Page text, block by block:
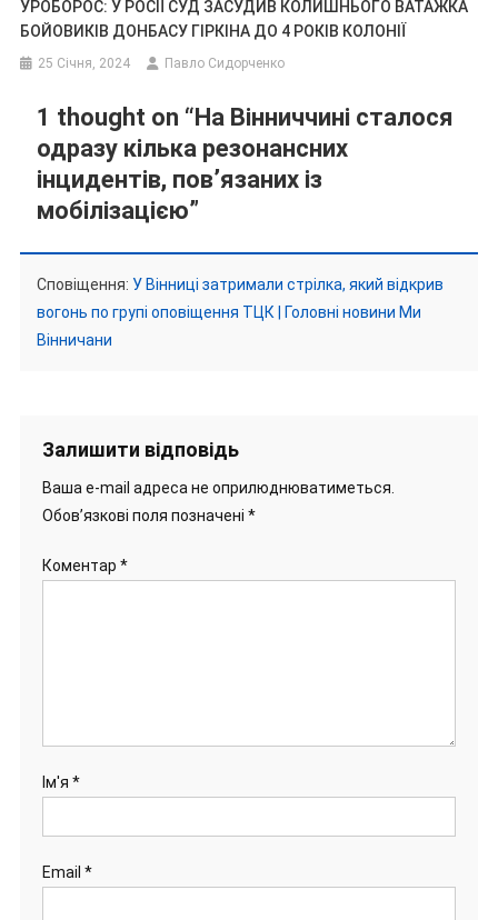
УРОБОРОС: У РОСІЇ СУД ЗАСУДИВ КОЛИШНЬОГО ВАТАЖКА
БОЙОВИКІВ ДОНБАСУ ГІРКІНА ДО 4 РОКІВ КОЛОНІЇ
25 Січня, 2024 Павло Сидорченко
1 thought on “На Вінниччині сталося
одразу кілька резонансних
інцидентів, пов’язаних із
мобілізацією”
Сповіщення: У Вінниці затримали стрілка, який відкрив
вогонь по групі оповіщення ТЦК | Головні новини Ми
Вінничани
Залишити відповідь
Ваша e-mail адреса не оприлюднюватиметься.
Обов’язкові поля позначені *
Коментар *
Ім'я *
Email *